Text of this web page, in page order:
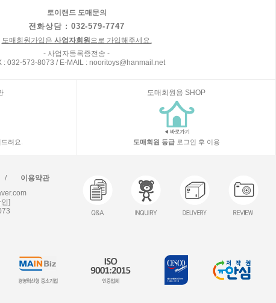
토이랜드 도매문의
전화상담 : 032-579-7747
도매회원가입은 사업자회원 으로 가입해주세요.
- 사업자등록증전송 -
: 032-573-8073 / E-MAIL : nooritoys@hanmail.net
려요.
도매회원용 SHOP
도매회원 등급로그인 후 이용
/
이용약관
]